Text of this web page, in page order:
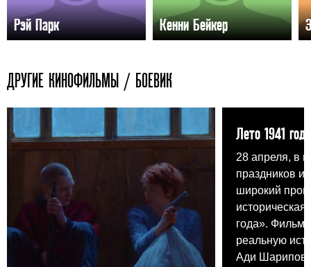
Рэй Парк Кенни Бейкер
ДРУГИЕ КИНОФИЛЬМЫ / БОЕВИК
Лето 1941 года
28 апреля, в
праздников
широкий
года». Фильм
реальную
Ади